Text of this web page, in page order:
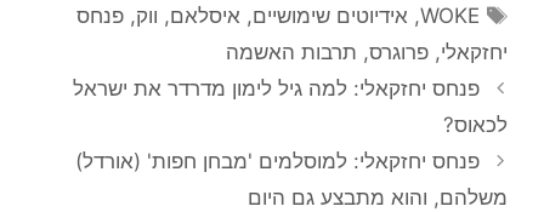
תגיות
WOKE
, אידיוטים שימושיים, איסלאם, ווק,פנחס
יחזקאלי, פרוגרס, תרבות האשמה
פנחס יחזקאלי: למה גיל לימון מדרדר את ישראל
לכאוס?
פנחס יחזקאלי: למוסלמים 'מבחן חפות' (אורדל)
משלהם, והוא מתבצע גם היום